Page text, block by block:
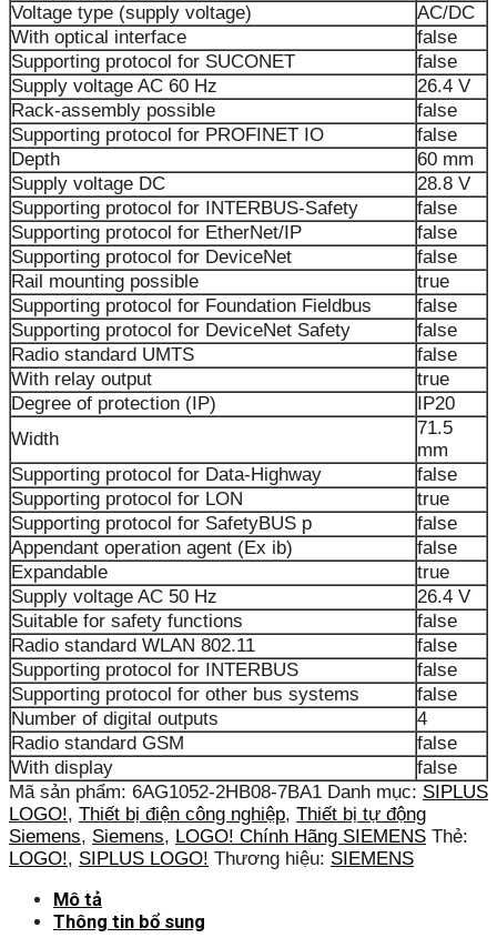
Voltage type (supply voltage)
AC/DC
With optical interface
false
Supporting protocol for SUCONET
false
Supply voltage AC 60 Hz
26.4 V
Rack-assembly possible
false
Supporting protocol for PROFINET IO
false
Depth
60 mm
Supply voltage DC
28.8 V
Supporting protocol for INTERBUS-Safety
false
Supporting protocol for EtherNet/IP
false
Supporting protocol for DeviceNet
false
Rail mounting possible
true
Supporting protocol for Foundation Fieldbus
false
Supporting protocol for DeviceNet Safety
false
Radio standard UMTS
false
With relay output
true
Degree of protection (IP)
IP20
Width
71.5
mm
Supporting protocol for Data-Highway
false
Supporting protocol for LON
true
Supporting protocol for SafetyBUS p
false
Appendant operation agent (Ex ib)
false
Expandable
true
Supply voltage AC 50 Hz
26.4 V
Suitable for safety functions
false
Radio standard WLAN 802.11
false
Supporting protocol for INTERBUS
false
Supporting protocol for other bus systems
false
Number of digital outputs
4
Radio standard GSM
false
With display
false
Mã sản phẩm: 6AG1052-2HB08-7BA1 Danh mục: SIPLUS
LOGO!, Thiết bị điện công nghiệp, Thiết bị tự động
Siemens, Siemens, LOGO! Chính Hãng SIEMENS Thẻ:
LOGO!, SIPLUS LOGO! Thương hiệu: SIEMENS
Mô tả
Thông tin bổ sung